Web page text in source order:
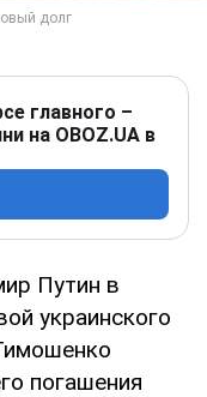
главного –
на OBOZ.UA в
Путин в
украинского
погашения